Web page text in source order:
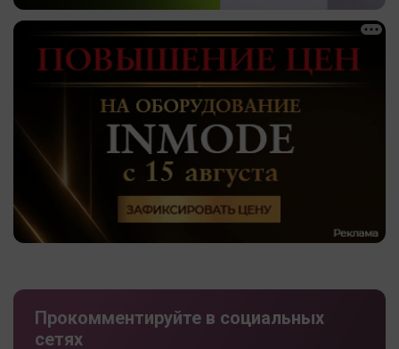
Прокомментируйте в социальных
сетях